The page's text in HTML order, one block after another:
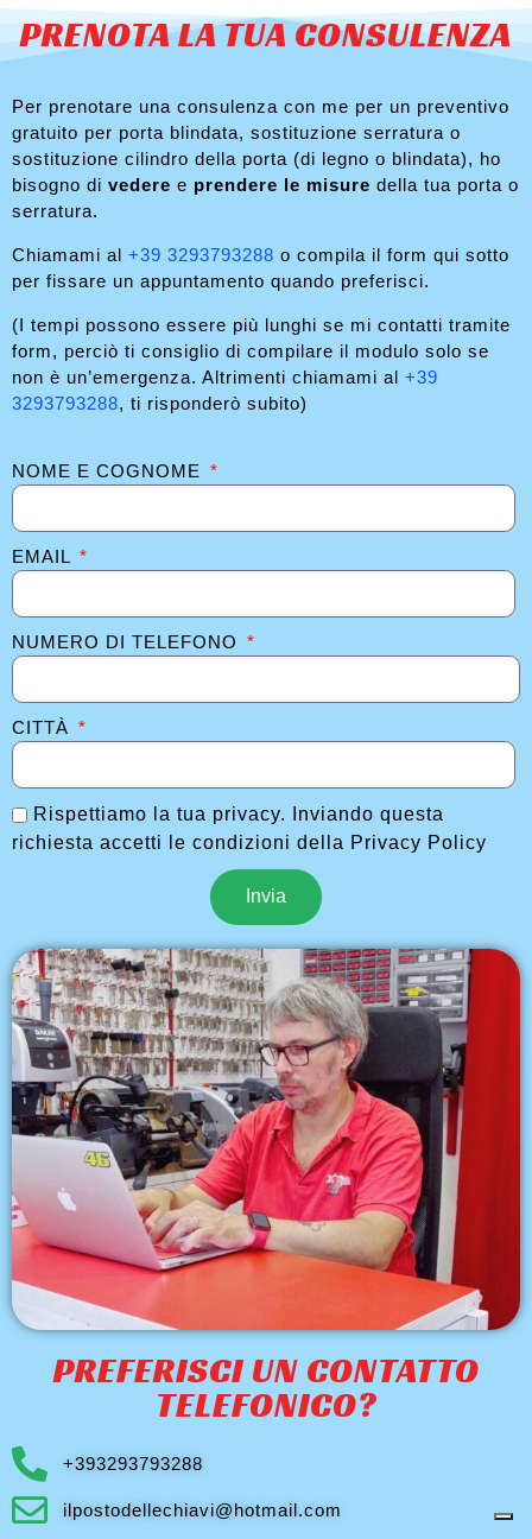
PRENOTA LA TUA CONSULENZA
Per prenotare una consulenza con me per un preventivo
gratuito per porta blindata, sostituzione serratura o
sostituzione cilindro della porta (di legno o blindata), ho
bisogno di vedere e prendere le misure della tua porta o
serratura.
Chiamami al +39 3293793288 o compila il form qui sotto
per fissare un appuntamento quando preferisci.
(I tempi possono essere più lunghi se mi contatti tramite
form, perciò ti consiglio di compilare il modulo solo se
non è un’emergenza. Altrimenti chiamami al +39
3293793288, ti risponderò subito)
NOME E COGNOME
EMAIL
NUMERO DI TELEFONO
CITTÀ
Rispettiamo la tua privacy. Inviando questa
richiesta accetti le condizioni della Privacy Policy
Invia
PREFERISCI UN CONTATTO
TELEFONICO?
+393293793288
ilpostodellechiavi@hotmail.com